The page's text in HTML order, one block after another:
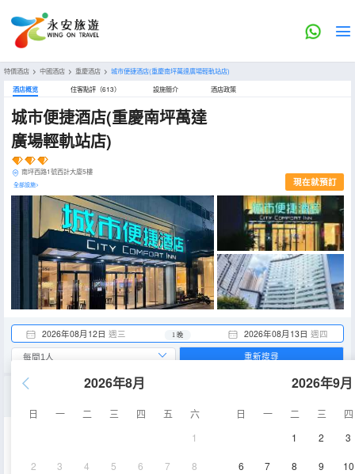
特價酒店 > 中國酒店 > 重慶酒店 > 城市便捷酒店(重慶南坪萬達廣場輕軌站店)
酒店概览 住客點評（613） 設施簡介 酒店政策
城市便捷酒店(重慶南坪萬達
廣場輕軌站店)
南坪西路1號西計大廈5樓
全部設施> 現在就預訂
2026年08月12日 週三 2026年08月13日 週四
1 晚
2026年8月
日 一 二 三 四 五
六
1
2 3 4 5 6 7 8
2026年9月
日 一 二 三
四
1
2 3
6 7 8 9 10
重新搜尋
空調